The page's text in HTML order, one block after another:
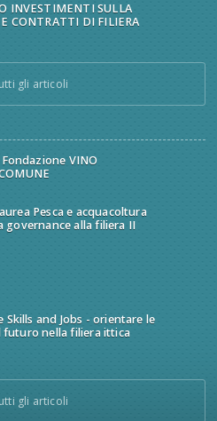
INVESTIMENTI SULLA
E CONTRATTI DI FILIERA
gli articoli
VINO
Pesca e acquacoltura
governance alla filiera II
Skills and Jobs - orientare le
futuro nella filiera ittica
gli articoli